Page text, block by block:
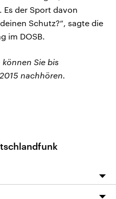
der Sport davon
Schutz?“, sagte die
im DOSB.
Sie bis
nachhören.